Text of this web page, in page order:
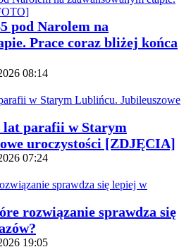
pod Narolem na
Prace coraz bliżej końca
08:14
lat parafii w Starym
uroczystości [ZDJĘCIA]
07:24
rozwiązanie sprawdza się
19:05